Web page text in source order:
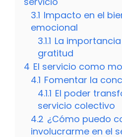
3.1 Impacto en el
emocional
3.1.1 La
gratitud
4 El servicio como
4.1 Fomentar la
4.1.1 El poder
servicio colectivo
4.2 ¿Cómo puedo
involucrarme en el